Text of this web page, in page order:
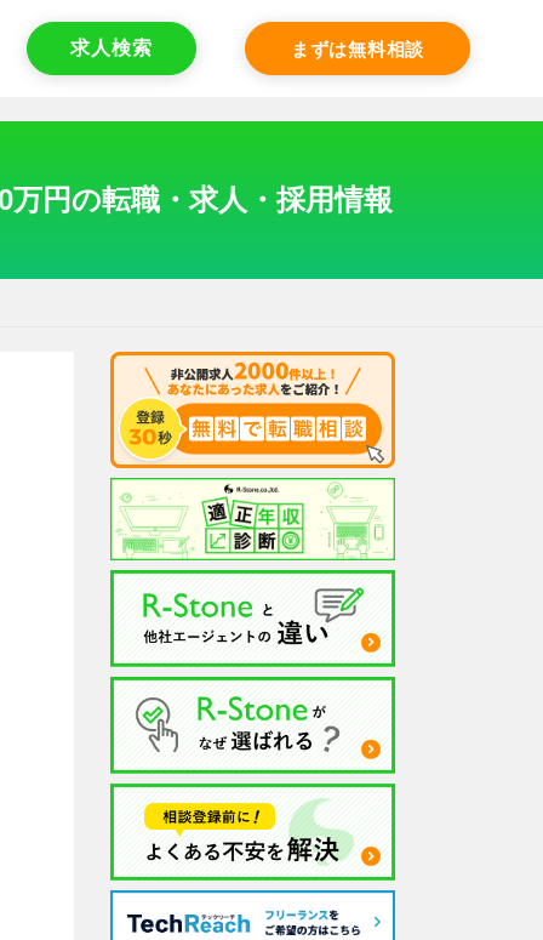
求人検索 まずは無料相談
円の転職・求人・採用情報